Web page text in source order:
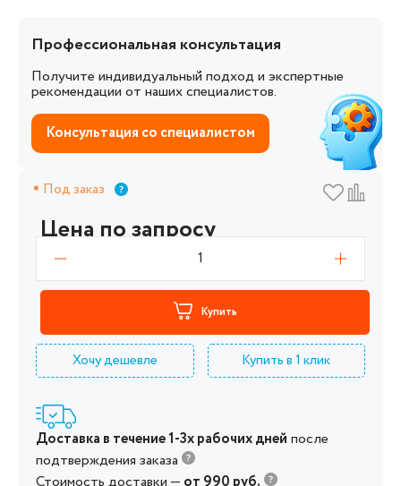
Профессиональная консультация
Получите индивидуальный подход и экспертные
рекомендации от наших специалистов.
Консультация со специалистом
Под заказ
Цена по запросу
1
Купить
Хочу дешевле Купить в 1 клик
Доставка в течение 1-3х рабочих дней после
подтверждения заказа
Стоимость доставки — от 990 руб.